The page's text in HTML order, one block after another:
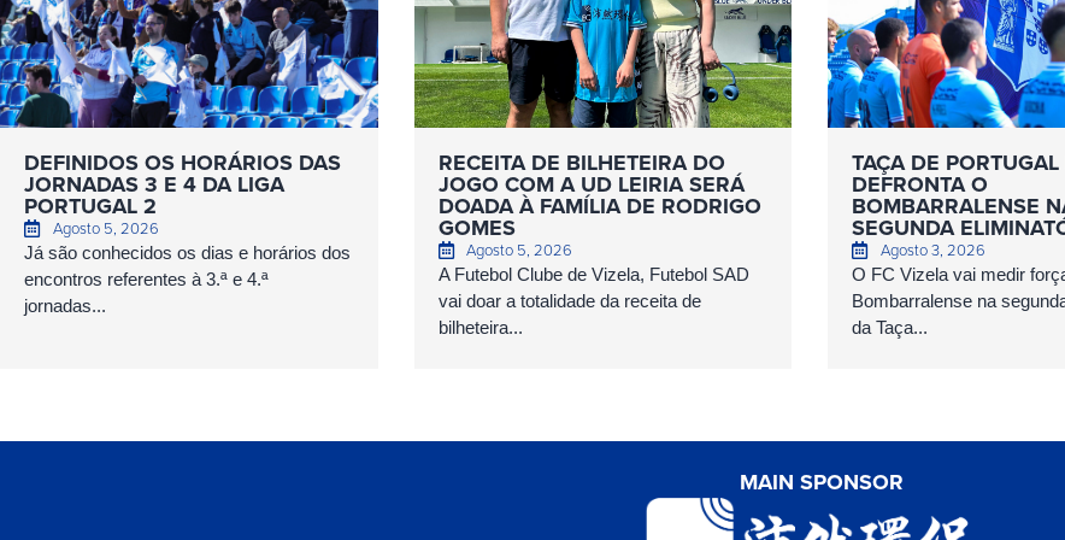
DEFINIDOS OS HORÁRIOS DAS
JORNADAS 3 E 4 DA LIGA
PORTUGAL 2
Agosto 5, 2026
Já são conhecidos os dias e horários dos
encontros referentes à 3.ª e 4.ª
jornadas...
RECEITA DE BILHETEIRA DO
JOGO COM A UD LEIRIA SERÁ
DOADA À FAMÍLIA DE RODRIGO
GOMES
Agosto 5, 2026
A Futebol Clube de Vizela, Futebol SAD
vai doar a totalidade da receita de
bilheteira...
TAÇA DE
DEFRONTA O
BOMBARRALENSE
SEGUNDA
Agosto 3, 2026
O FC Vizela vai medir
Bombarralense na
da Taça...
MAIN SPONSOR